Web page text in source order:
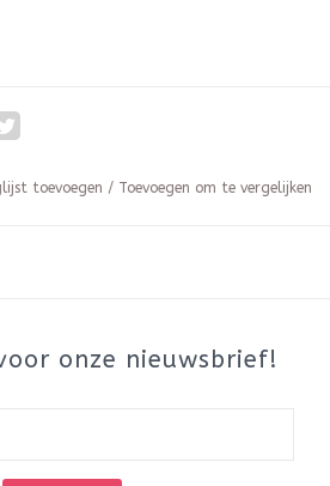
toevoegen / Toevoegen om te vergelijken
onze nieuwsbrief!